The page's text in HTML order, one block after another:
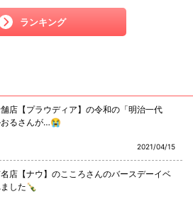
ランキング
店【プラウディア】の令和の「明治一代
るさんが…😭
2021/04/15
店【ナウ】のこころさんのバースデーイベ
した🍾